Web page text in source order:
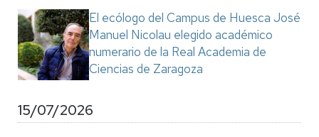
El ecólogo del Campus de Huesca José
Manuel Nicolau elegido académico
numerario de la Real Academia de
Ciencias de Zaragoza
15/07/2026